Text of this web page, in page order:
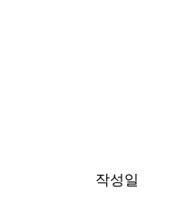
작성일